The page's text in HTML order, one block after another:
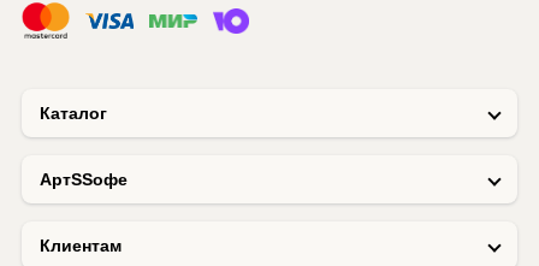
Каталог
AртSSофе
Клиентам